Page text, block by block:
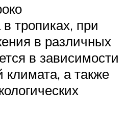
тропиках, при
в различных
в зависимости
климата, а также